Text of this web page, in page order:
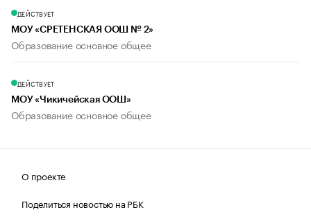
ДЕЙСТВУЕТ
МОУ «СРЕТЕНСКАЯ ООШ № 2»
Образование основное общее
ДЕЙСТВУЕТ
МОУ «Чикичейская ООШ»
Образование основное общее
О проекте
Поделиться новостью на РБК